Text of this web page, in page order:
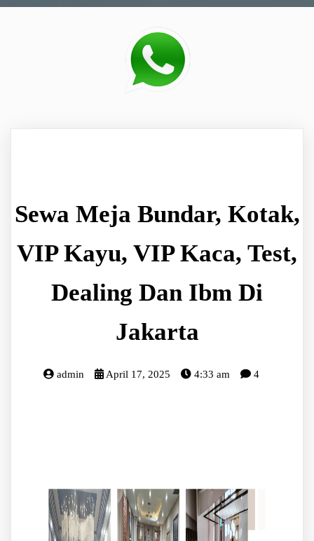
Sewa Meja Bundar, Kotak,
VIP Kayu, VIP Kaca, Test,
Dealing Dan Ibm Di
Jakarta
admin April 17, 2025 4:33 am 4